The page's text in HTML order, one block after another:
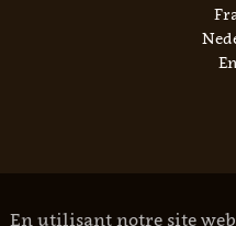
En utilisant notre site